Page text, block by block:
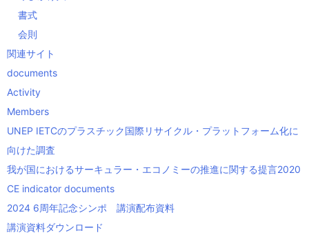
書式
会則
関連サイト
documents
Activity
Members
UNEP IETCのプラスチック国際リサイクル・プラットフォーム化に
向けた調査
我が国におけるサーキュラー・エコノミーの推進に関する提言2020
CE indicator documents
2024 6周年記念シンポ 講演配布資料
講演資料ダウンロード